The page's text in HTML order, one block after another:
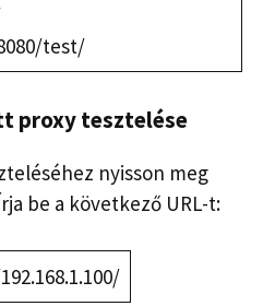
test/
proxy tesztelése
nyisson meg
be a következő URL-t: